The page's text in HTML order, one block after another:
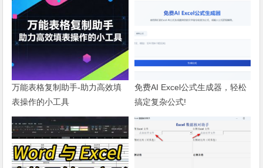
万能表格复制助手-助力高效填
表操作的小工具
免费AI Excel公式生成器，轻松
搞定复杂公式!